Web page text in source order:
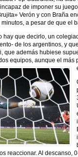
de imponer su
Verón y con Braña
a pesar de que el
hay que decirlo, un
de los argentinos, y
que además hubiese
equipos, aunque el
reaccionar. Al descanso,